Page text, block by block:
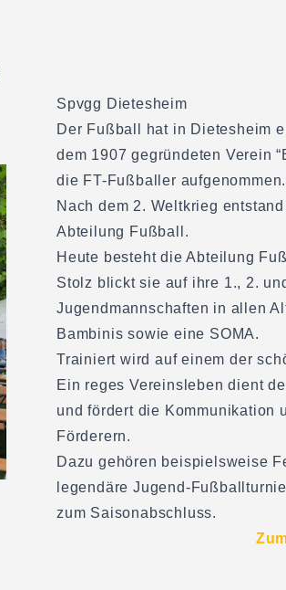
Spvgg Dietesheim
Der Fußball hat in Dietesheim
dem 1907 gegründeten Verein
die FT-Fußballer aufgenommen.
Nach dem 2. Weltkrieg
Abteilung Fußball.
Heute besteht die Abteilung
Stolz blickt sie auf ihre 1., 2.
Jugendmannschaften in allen
Bambinis sowie eine SOMA.
Trainiert wird auf einem der
Ein reges Vereinsleben dient
und fördert die Kommunikation
Förderern.
Dazu gehören beispielsweise
legendäre Jugend-
zum Saisonabschluss.